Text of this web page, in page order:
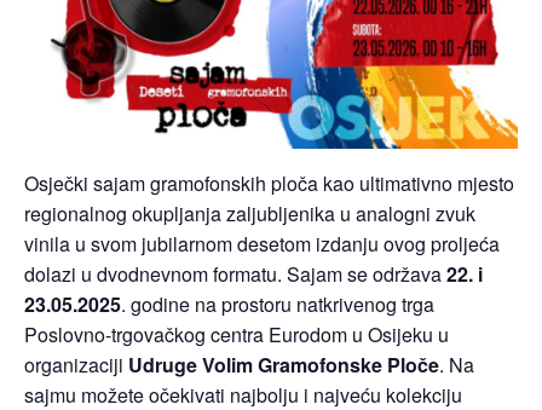
Osječki sajam gramofonskih ploča kao ultimativno mjesto
regionalnog okupljanja zaljubljenika u analogni zvuk
vinila u svom jubilarnom desetom izdanju ovog proljeća
dolazi u dvodnevnom formatu. Sajam se održava22. i
23.05.2025. godine na prostoru natkrivenog trga
Poslovno-trgovačkog centra Eurodom u Osijeku u
organizaciji Udruge Volim Gramofonske Ploče. Na
sajmu možete očekivati najbolju i najveću kolekciju